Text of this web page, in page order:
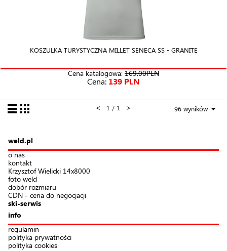
KOSZULKA TURYSTYCZNA MILLET SENECA SS - GRANITE
Cena katalogowa: 169.00PLN
Cena: 139 PLN
< 1 / 1 > 96 wyników
weld.pl
o nas
kontakt
Krzysztof Wielicki 14x8000
foto weld
dobór rozmiaru
CDN - cena do negocjacji
ski-serwis
info
regulamin
polityka prywatności
polityka cookies